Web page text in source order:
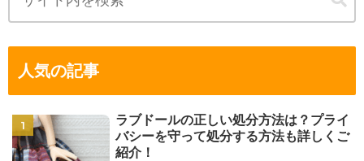
人気の記事
ラブドールの正しい処分方法は？プライ
バシーを守って処分する方法も詳しくご
紹介！